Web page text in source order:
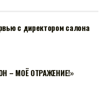
с директором салона
– МОЁ ОТРАЖЕНИЕ!»